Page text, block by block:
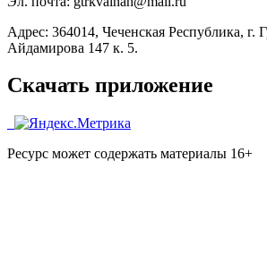
Адрес: 364014, Чеченская Республика, г.
Айдамирова 147 к. 5.
Скачать приложение
Ресурс может содержать материалы 16+